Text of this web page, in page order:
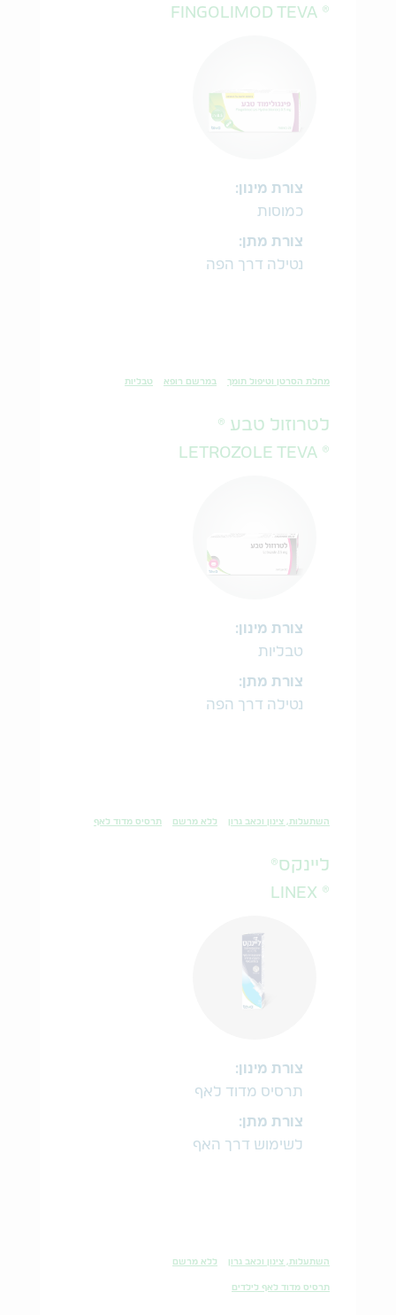
® FINGOLIMOD TEVA
צורת מינון:
כמוסות
צורת מתן:
נטילה דרך הפה
מחלת הסרטן וטיפול תומך במרשם רופא טבליות
לטרוזול טבע ®
® LETROZOLE TEVA
צורת מינון:
טבליות
צורת מתן:
נטילה דרך הפה
השתעלות, צינון וכאב גרון ללא מרשם תרסיס מדוד לאף
ליינקס®
® LINEX
צורת מינון:
תרסיס מדוד לאף
צורת מתן:
לשימוש דרך האף
השתעלות, צינון וכאב גרון ללא מרשם
תרסיס מדוד לאף לילדים